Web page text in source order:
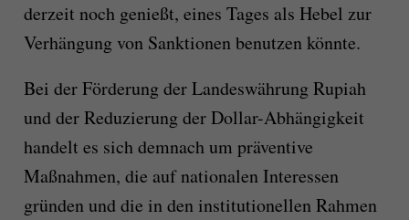
derzeit noch genießt, eines Tages als Hebel zur
Verhängung von Sanktionen benutzen könnte.
Bei der Förderung der Landeswährung Rupiah
und der Reduzierung der Dollar-Abhängigkeit
handelt es sich demnach um präventive
Maßnahmen, die auf nationalen Interessen
gründen und die in den institutionellen Rahmen